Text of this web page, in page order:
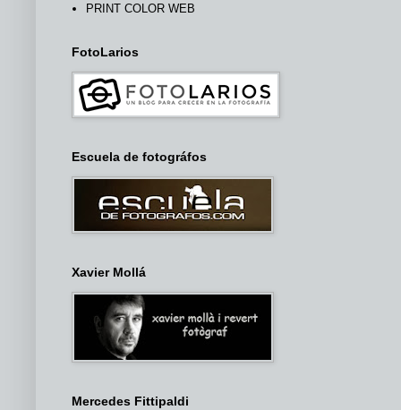
PRINT COLOR WEB
FotoLarios
Escuela de fotográfos
Xavier Mollá
Mercedes Fittipaldi